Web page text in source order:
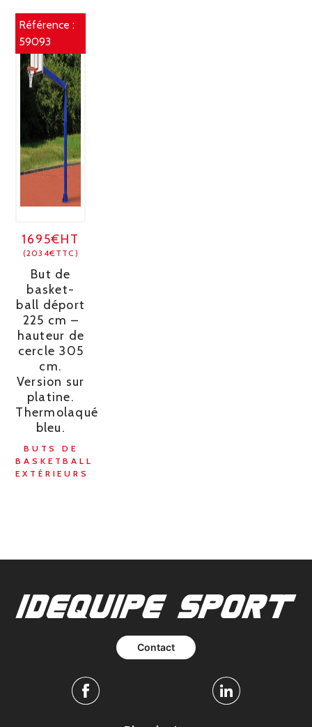
Référence :
59093
1695€HT
(2034€TTC)
But de
basket-
ball déport
225 cm –
hauteur de
cercle 305
cm.
Version sur
platine.
Thermolaqué
bleu.
BUTS DE
BASKETBALL
EXTÉRIEURS
Contact
Facebook Linkedin